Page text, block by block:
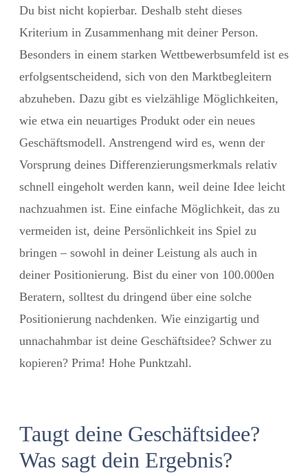
Du bist nicht kopierbar. Deshalb steht dieses
Kriterium in Zusammenhang mit deiner Person.
Besonders in einem starken Wettbewerbsumfeld ist es
erfolgsentscheidend, sich von den Marktbegleitern
abzuheben. Dazu gibt es vielzählige Möglichkeiten,
wie etwa ein neuartiges Produkt oder ein neues
Geschäftsmodell. Anstrengend wird es, wenn der
Vorsprung deines Differenzierungsmerkmals relativ
schnell eingeholt werden kann, weil deine Idee leicht
nachzuahmen ist. Eine einfache Möglichkeit, das zu
vermeiden ist, deine Persönlichkeit ins Spiel zu
bringen – sowohl in deiner Leistung als auch in
deiner Positionierung. Bist du einer von 100.000en
Beratern, solltest du dringend über eine solche
Positionierung nachdenken. Wie einzigartig und
unnachahmbar ist deine Geschäftsidee? Schwer zu
kopieren? Prima! Hohe Punktzahl.
Taugt deine Geschäftsidee?
Was sagt dein Ergebnis?